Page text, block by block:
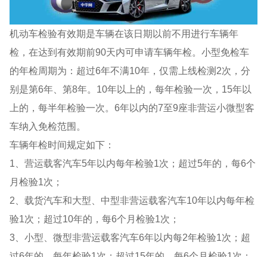
机动车检验有效期是车辆在该日期以前不用进行车辆年
检，在达到有效期前90天内可申请车辆年检。小型免检车
的年检周期为：超过6年不满10年，仅需上线检测2次，分
别是第6年、第8年。10年以上的，每年检验一次，15年以
上的，每半年检验一次。6年以内的7至9座非营运小微型客
车纳入免检范围。
车辆年检时间规定如下：
1、营运载客汽车5年以内每年检验1次；超过5年的，每6个
月检验1次；
2、载货汽车和大型、中型非营运载客汽车10年以内每年检
验1次；超过10年的，每6个月检验1次；
3、小型、微型非营运载客汽车6年以内每2年检验1次；超